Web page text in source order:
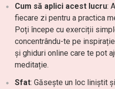
Cum să aplici acest lucru:
fiecare zi pentru a practica
Poți începe cu exerciții
concentrându-te pe
și ghiduri online care te pot
meditație.
Sfat: Găsește un loc liniștit